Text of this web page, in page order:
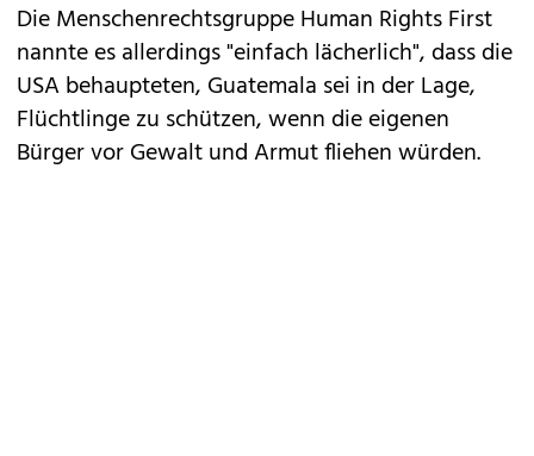
Die Menschenrechtsgruppe Human Rights First
nannte es allerdings "einfach lächerlich", dass die
USA behaupteten, Guatemala sei in der Lage,
Flüchtlinge zu schützen, wenn die eigenen
Bürger vor Gewalt und Armut fliehen würden.